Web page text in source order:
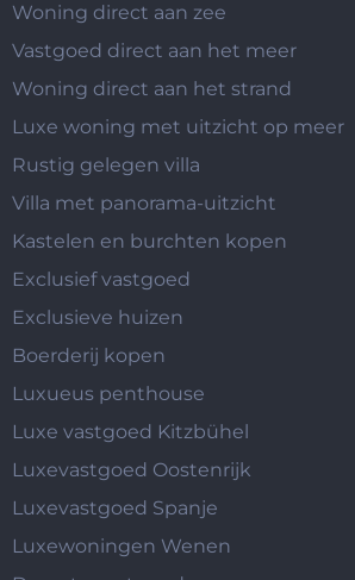
Woning direct aan zee
Vastgoed direct aan het meer
Woning direct aan het strand
Luxe woning met uitzicht op meer
Rustig gelegen villa
Villa met panorama-uitzicht
Kastelen en burchten kopen
Exclusief vastgoed
Exclusieve huizen
Boerderij kopen
Luxueus penthouse
Luxe vastgoed Kitzbühel
Luxevastgoed Oostenrijk
Luxevastgoed Spanje
Luxewoningen Wenen